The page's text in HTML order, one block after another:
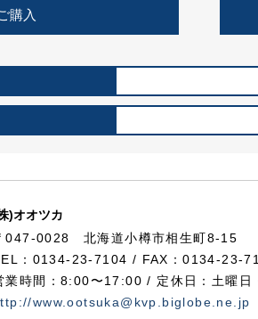
住宅使用部材標準化推進協議会
購入
)オオツカ
047-0028 北海道小樽市相生町8-15
：0134-23-7104 / FAX：0134-23-
業時間：8:00〜17:00 / 定休日：土曜日
www.ootsuka@kvp.biglobe.ne.jp